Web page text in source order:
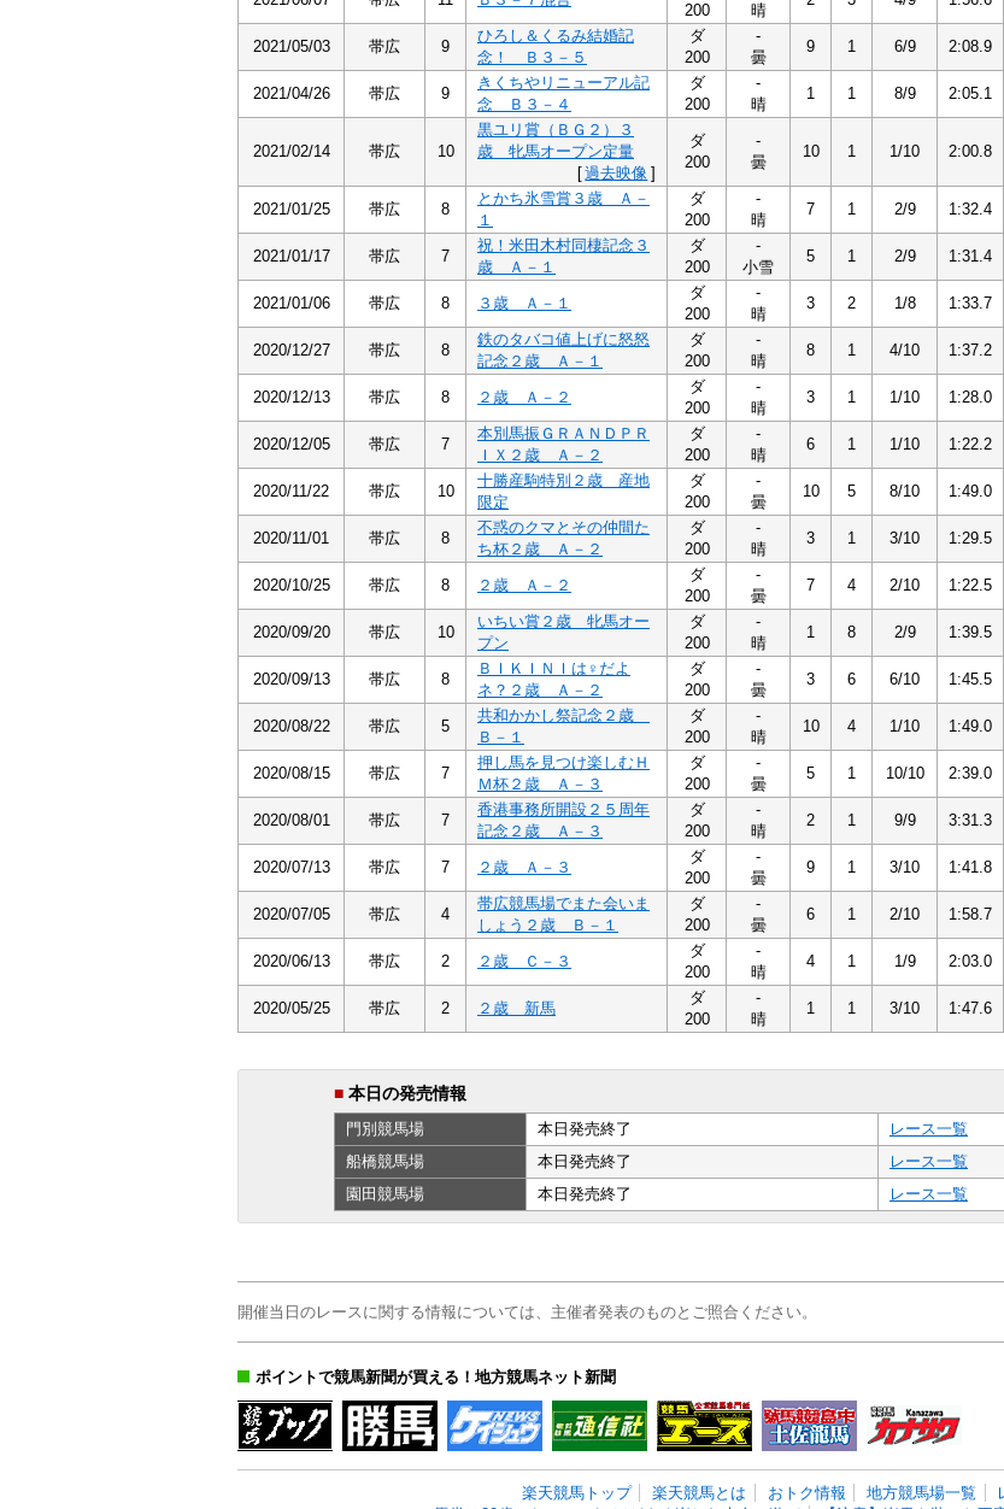
200
晴
2021/05/03 帯広 9
ひろし＆くるみ結婚記
念！ Ｂ３－５
ダ
200
-
曇
9 1 6/9 2:08.9
2021/04/26 帯広 9
きくちやリニューアル記
念 Ｂ３－４
ダ
200
-
晴
1 1 8/9 2:05.1
2021/02/14 帯広 10
黒ユリ賞（ＢＧ２）３
歳 牝馬オープン定量
[過去映像 ]
ダ
200
-
曇
10 1 1/10 2:00.8
2021/01/25 帯広 8
とかち氷雪賞３歳 Ａ－
１
ダ
200
-
晴
7 1 2/9 1:32.4
2021/01/17 帯広 7
祝！米田木村同棲記念３
歳 Ａ－１
ダ
200
-
小雪
5 1 2/9 1:31.4
2021/01/06 帯広 8 ３歳 Ａ－１
ダ
200
-
晴
3 2 1/8 1:33.7
2020/12/27 帯広 8
鉄のタバコ値上げに怒怒
記念２歳 Ａ－１
ダ
200
-
晴
8 1 4/10 1:37.2
2020/12/13 帯広 8 ２歳 Ａ－２
ダ
200
-
晴
3 1 1/10 1:28.0
2020/12/05 帯広 7
本別馬振ＧＲＡＮＤＰＲ
ＩＸ２歳 Ａ－２
ダ
200
-
晴
6 1 1/10 1:22.2
2020/11/22 帯広 10
十勝産駒特別２歳 産地
限定
ダ
200
-
曇
10 5 8/10 1:49.0
2020/11/01 帯広 8
不惑のクマとその仲間た
ち杯２歳 Ａ－２
ダ
200
-
晴
3 1 3/10 1:29.5
2020/10/25 帯広 8 ２歳 Ａ－２
ダ
200
-
曇
7 4 2/10 1:22.5
2020/09/20 帯広 10
いちい賞２歳 牝馬オー
プン
ダ
200
-
晴
1 8 2/9 1:39.5
2020/09/13 帯広 8
ＢＩＫＩＮＩは♀だよ
ネ？２歳 Ａ－２
ダ
200
-
曇
3 6 6/10 1:45.5
2020/08/22 帯広 5
共和かかし祭記念２歳
Ｂ－１
ダ
200
-
晴
10 4 1/10 1:49.0
2020/08/15 帯広 7
押し馬を見つけ楽しむＨ
Ｍ杯２歳 Ａ－３
ダ
200
-
曇
5 1 10/10 2:39.0
2020/08/01 帯広 7
香港事務所開設２５周年
記念２歳 Ａ－３
ダ
200
-
晴
2 1 9/9 3:31.3
2020/07/13 帯広 7 ２歳 Ａ－３
ダ
200
-
曇
9 1 3/10 1:41.8
2020/07/05 帯広 4
帯広競馬場でまた会いま
しょう２歳 Ｂ－１
ダ
200
-
曇
6 1 2/10 1:58.7
2020/06/13 帯広 2 ２歳 Ｃ－３
ダ
200
-
晴
4 1 1/9 2:03.0
2020/05/25 帯広 2 ２歳 新馬
ダ
200
-
晴
1 1 3/10 1:47.6
■ 本日の発売情報
門別競馬場 本日発売終了 レース一覧
船橋競馬場 本日発売終了 レース一覧
園田競馬場 本日発売終了 レース一覧
開催当日のレースに関する情報については、主催者発表のものとご照合ください。
ポイントで競馬新聞が買える！地方競馬ネット新聞
楽天競馬トップ 楽天競馬とは おトク情報 地方競馬場一覧